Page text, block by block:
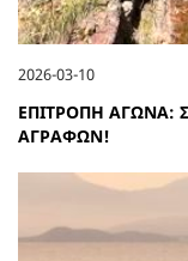
2026-03-10
ΕΠΙΤΡΟΠΗ ΑΓΩΝΑ:
ΑΓΡΑΦΩΝ!